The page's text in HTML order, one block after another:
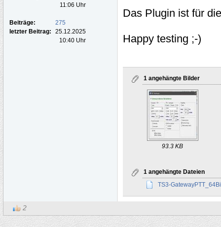
11:06 Uhr
Beiträge:
275
letzter Beitrag:
25.12.2025
10:40 Uhr
Das Plugin ist für
Happy testing ;-)
1 angehängte Bilder
93.3 KB
1 angehängte Dateien
TS3-
2